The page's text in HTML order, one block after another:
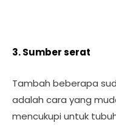
3. Sumber serat
Tambah beberapa
adalah cara yang
mencukupi untuk